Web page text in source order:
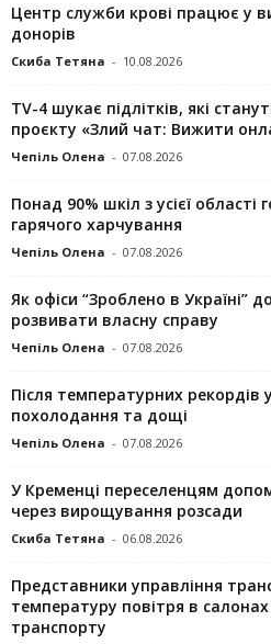
Центр служби крові працює у
донорів
Скиба Тетяна - 10.08.2026
TV-4 шукає підлітків, які
проєкту «Злий чат: Вижити
Чепіль Олена - 07.08.2026
Понад 90% шкіл з усієї
гарячого харчування
Чепіль Олена - 07.08.2026
Як офіси “Зроблено в Україні”
розвивати власну справу
Чепіль Олена - 07.08.2026
Після температурних рекордів
похолодання та дощі
Чепіль Олена - 07.08.2026
У Кременці переселенцям
через вирощування розсади
Скиба Тетяна - 06.08.2026
Представники управління
температуру повітря в
транспорту